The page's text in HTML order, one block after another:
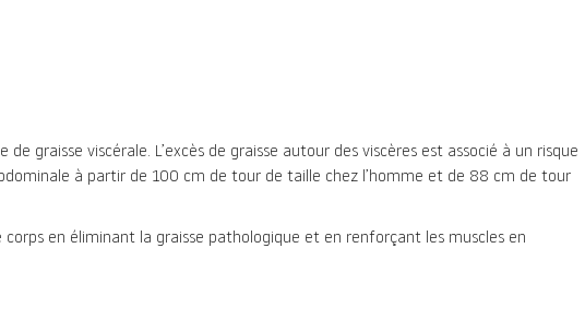
graisse viscérale. L’excès de graisse autour des viscères est associé à un risque
à partir de 100 cm de tour de taille chez l’homme et de 88 cm de tour
en éliminant la graisse pathologique et en renforçant les muscles en